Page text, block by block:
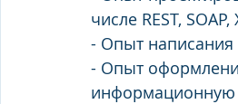
числе REST,
- Опыт
- Опыт
информационную